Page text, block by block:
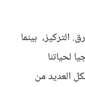
التركيز، بينما
لحياتنا
العديد من